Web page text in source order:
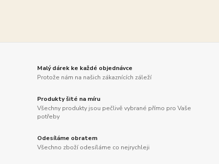
Malý dárek ke každé objednávce
Protože nám na našich zákaznících záleží
Produkty šité na míru
Všechny produkty jsou pečlivě vybrané přímo pro Vaše
potřeby
Odesíláme obratem
Všechno zboží odesíláme co nejrychleji